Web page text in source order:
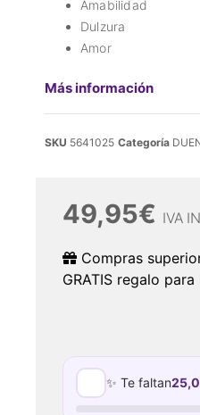
Amabilidad
Dulzura
Amor
Más información
SKU 5641025 Categoría
49,95€ IVA
Compras
GRATIS regalo
✨ Te faltan